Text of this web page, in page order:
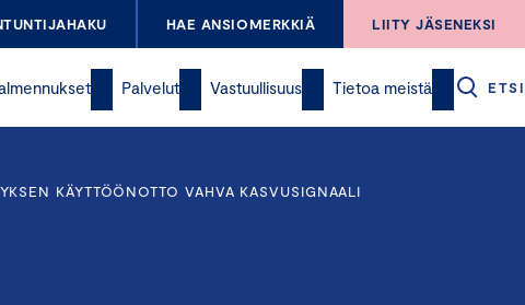
HAE ANSIOMERKKIÄ LIITY JÄSENEKSI
Palvelut Vastuullisuus Tietoa meistä ETSI
KÄYTTÖÖNOTTO VAHVA KASVUSIGNAALI